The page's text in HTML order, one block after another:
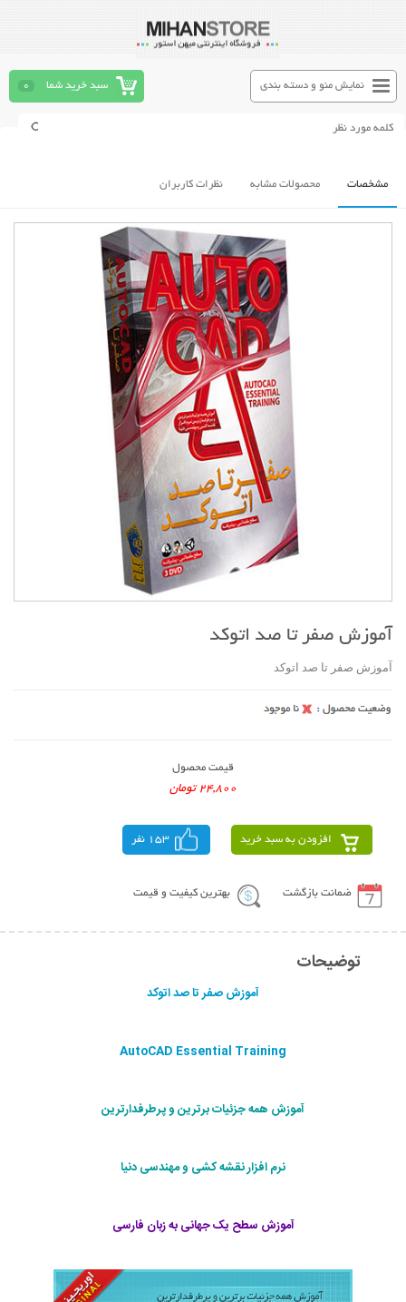
سبد خرید شما 0 نمایش منو و دسته بندی
مشخصات محصولات مشابه نظرات کاربران
آموزش صفر تا صد اتوکد
آموزش صفر تا صد اتوکد
قیمت محصول
24,800 تومان
افزودن به سبد خرید 153 نفر
ضمانت بازگشت بهترین کیفیت و قیمت
توضیحات
آموزش صفر تا صد اتوکد
AutoCAD Essential Training
آموزش همه جزئیات برترین و پرطرفدارترین
نرم افزار نقشه کشی و مهندسی دنیا
آموزش سطح یک جهانی به زبان فارسی